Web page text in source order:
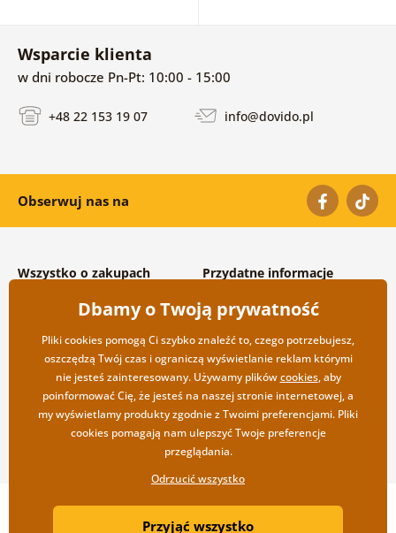
Wsparcie klienta
w dni robocze Pn-Pt: 10:00 - 15:00
+48 22 153 19 07 info@dovido.pl
Obserwuj nas na
Wszystko o zakupach
Warunki handlowe i
reklamacyjne
Prywatność
Opcje wysyłki i płatności
Zwrot towarów
Przydatne informacje
Często zadawane pytania
Kontakt
Współpraca hurtowa
Copyright ©2019 © Dovido.pl.
| Sklep internetowy został stworzony przez
Dbamy o Twoją prywatność
Pliki cookies pomogą Ci szybko znaleźć to, czego potrzebujesz,
oszczędzą Twój czas i ograniczą wyświetlanie reklam którymi
nie jesteś zainteresowany. Używamy plikówcookies, aby
poinformować Cię, że jesteś na naszej stronie internetowej, a
my wyświetlamy produkty zgodnie z Twoimi preferencjami. Pliki
cookies pomagają nam ulepszyć Twoje preferencje
przeglądania.
Odrzucić wszystko
Przyjąć wszystko